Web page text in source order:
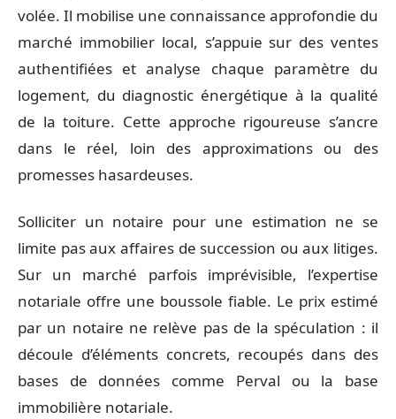
volée. Il mobilise une connaissance approfondie du
marché immobilier local, s’appuie sur des ventes
authentifiées et analyse chaque paramètre du
logement, du diagnostic énergétique à la qualité
de la toiture. Cette approche rigoureuse s’ancre
dans le réel, loin des approximations ou des
promesses hasardeuses.
Solliciter un notaire pour une estimation ne se
limite pas aux affaires de succession ou aux litiges.
Sur un marché parfois imprévisible, l’expertise
notariale offre une boussole fiable. Le prix estimé
par un notaire ne relève pas de la spéculation : il
découle d’éléments concrets, recoupés dans des
bases de données comme Perval ou la base
immobilière notariale.